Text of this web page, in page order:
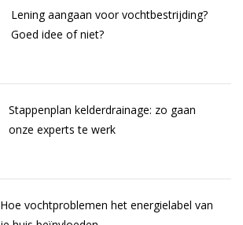
Lening aangaan voor vochtbestrijding?
Goed idee of niet?
Stappenplan kelderdrainage: zo gaan
onze experts te werk
Hoe vochtproblemen het energielabel van